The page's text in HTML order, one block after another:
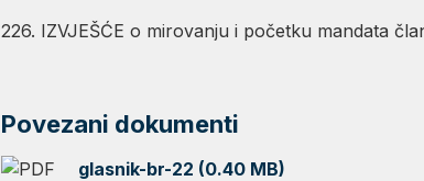
226. IZVJEŠĆE o mirovanju i početku
Povezani dokumenti
glasnik-br-22 (0.40 MB)